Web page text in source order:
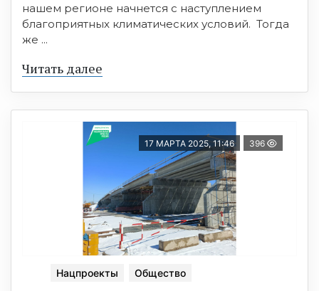
нашем регионе начнется с наступлением
благоприятных климатических условий. Тогда
же ...
Читать далее
17 МАРТА 2025, 11:46 396
Нацпроекты Общество